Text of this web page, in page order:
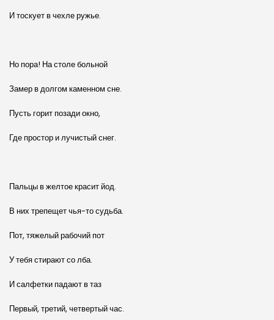
И тоскует в чехле ружье.
Но пора! На столе больной
Замер в долгом каменном сне.
Пусть горит позади окно,
Где простор и лучистый снег.
Пальцы в желтое красит йод.
В них трепещет чья-то судьба.
Пот, тяжелый рабочий пот
У тебя стирают со лба.
И салфетки падают в таз
Первый, третий, четвертый час.